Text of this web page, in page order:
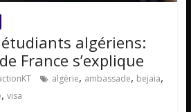
algériens:
France s’explique
algérie, ambassade, bejaia,
, visa